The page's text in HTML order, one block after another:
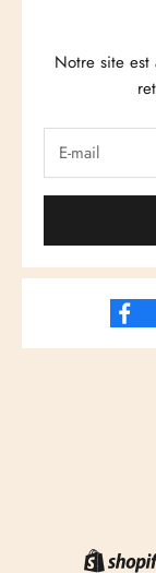
Notre site est